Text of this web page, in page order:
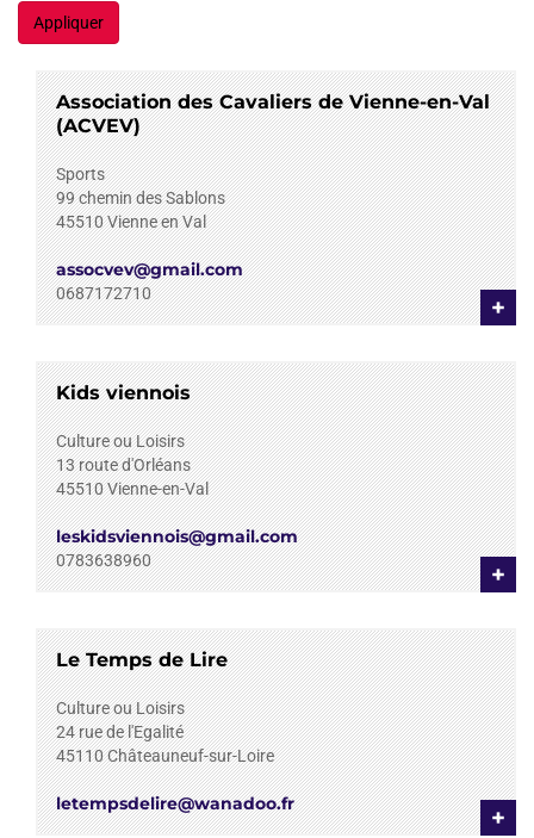
Appliquer
Association des Cavaliers de Vienne-en-Val
(ACVEV)
Sports
99 chemin des Sablons
45510Vienne en Val
assocvev@gmail.com
0687172710 +
Kids viennois
Culture ou Loisirs
13 route d'Orléans
45510Vienne-en-Val
leskidsviennois@gmail.com
0783638960 +
Le Temps de Lire
Culture ou Loisirs
24 rue de l'Egalité
45110Châteauneuf-sur-Loire
letempsdelire@wanadoo.fr +